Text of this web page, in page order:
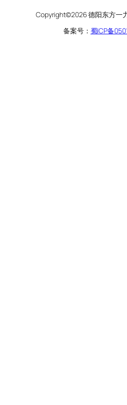
Copyright©2026 德阳东方一
备案号： 蜀ICP备